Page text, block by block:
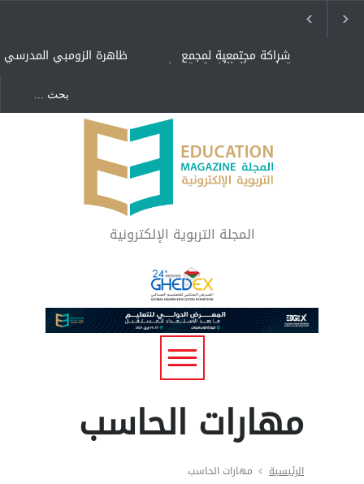
ظاهرة الزومبي المدرسي شراكة مجتمعية لمجمع
تعليمي بالطائف تستهدف
"كنت أنضرب ومافيني إلا
العافية" هل هذا مبرر
لاستمرار أسلوب التربية
المتوارث؟
لماذا تعد برامج توعية الأطفال
بخصوصية الجسد وقاية لا
فضول؟
المجلة التربوية الإلكترونية
مهارات الحاسب
الرئيسية مهارات الحاسب